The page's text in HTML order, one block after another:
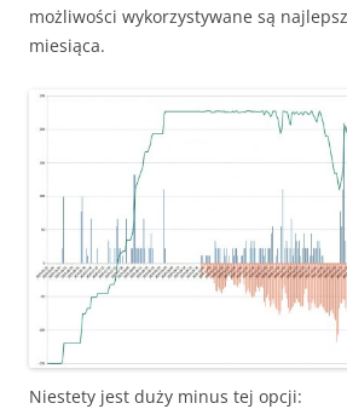
możliwości wykorzystywane są
miesiąca.
Niestety jest duży minus tej opcji: